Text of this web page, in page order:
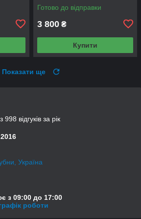
Готово до відправки
3 800 ₴
Купити
Показати ще
відгуків за рік
Україна
з 09:00 до 17:00
роботи